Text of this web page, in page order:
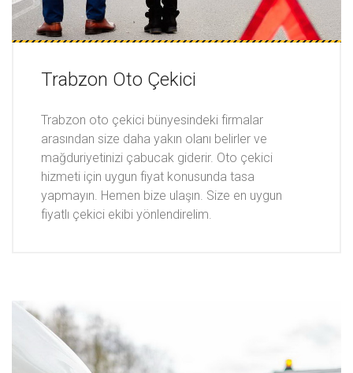
Trabzon Oto Çekici
Trabzon oto çekici bünyesindeki firmalar
arasından size daha yakın olanı belirler ve
mağduriyetinizi çabucak giderir. Oto çekici
hizmeti için uygun fiyat konusunda tasa
yapmayın. Hemen bize ulaşın. Size en uygun
fiyatlı çekici ekibi yönlendirelim.